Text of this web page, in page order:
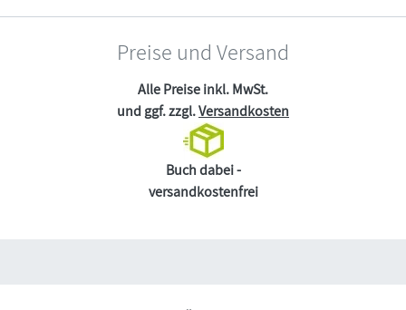
Preise und Versand
Alle Preise inkl. MwSt.
und ggf. zzgl.Versandkosten
Buch dabei -
versandkostenfrei